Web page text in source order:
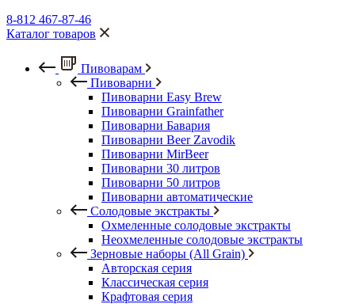
8-812 467-87-46
Каталог товаров
Пивоварам
Пивоварни
Пивоварни Easy Brew
Пивоварни Grainfather
Пивоварни Бавария
Пивоварни Beer Zavodik
Пивоварни MirBeer
Пивоварни 30 литров
Пивоварни 50 литров
Пивоварни автоматические
Солодовые экстракты
Охмеленные солодовые экстракты
Неохмеленные солодовые экстракты
Зерновые наборы (All Grain)
Авторская серия
Классическая серия
Крафтовая серия